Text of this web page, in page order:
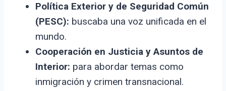
Política Exterior y de Seguridad Común
(PESC): buscaba una voz unificada en el
mundo.
Cooperación en Justicia y Asuntos de
Interior: para abordar temas como
inmigración y crimen transnacional.